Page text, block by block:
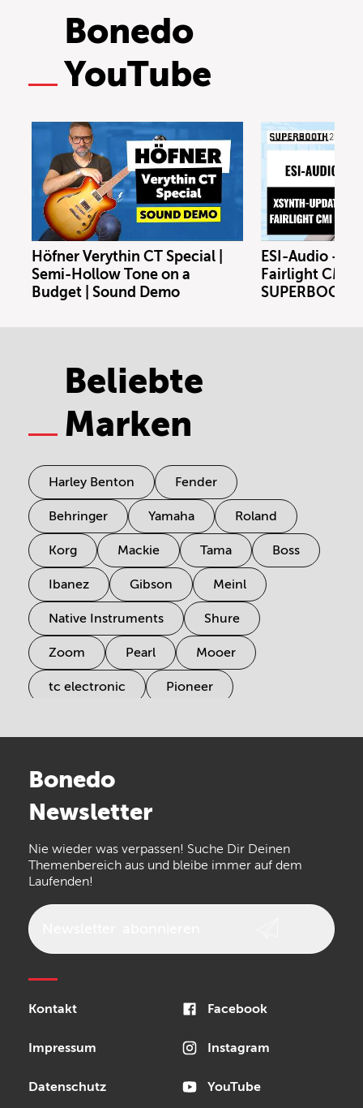
Bonedo
YouTube
Höfner Verythin CT Special |
Semi-Hollow Tone on a
Budget | Sound Demo
ESI-Audio -
Fairlight CMI
Beliebte
Marken
Harley Benton Fender
Behringer Yamaha Roland
Korg Mackie Tama Boss
Ibanez Gibson Meinl
Native Instruments Shure
Zoom Pearl Mooer
tc electronic Pioneer
Arturia
the t.bone
Walrus Audio Epiphone
Bonedo
Newsletter
Nie wieder was verpassen! Suche Dir Deinen
Themenbereich aus und bleibe immer auf dem
Laufenden!
Kontakt
Impressum
Datenschutz
Facebook
Instagram
YouTube